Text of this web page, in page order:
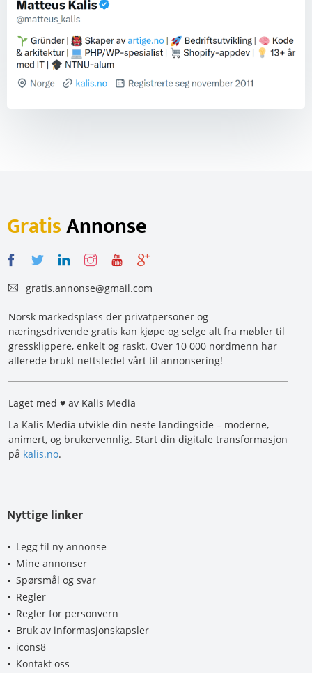
GratisAnnonse
gratis.annonse@gmail.com
Norsk markedsplass der privatpersoner og
næringsdrivende gratis kan kjøpe og selge alt fra møbler til
gressklippere, enkelt og raskt. Over 10 000 nordmenn har
allerede brukt nettstedet vårt til annonsering!
Laget med ♥ av Kalis Media
La Kalis Media utvikle din neste landingside – moderne,
animert, og brukervennlig. Start din digitale transformasjon
på kalis.no.
Nyttige linker
Legg til ny annonse
Mine annonser
Spørsmål og svar
Regler
Regler for personvern
Bruk av informasjonskapsler
icons8
Kontakt oss